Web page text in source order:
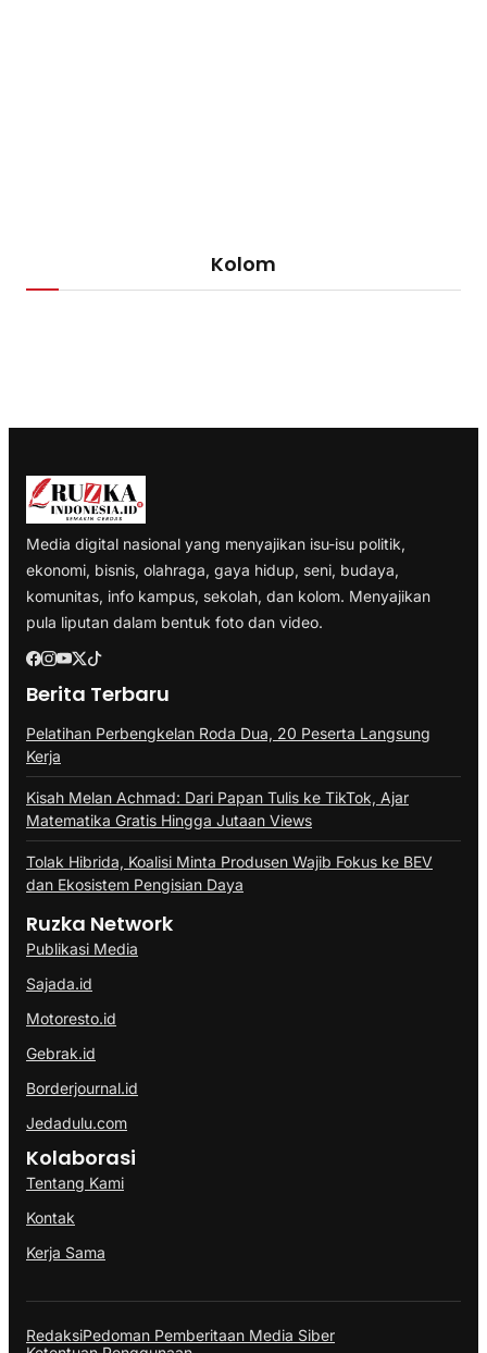
Kolom
Media digital nasional yang menyajikan isu-isu politik,
ekonomi, bisnis, olahraga, gaya hidup, seni, budaya,
komunitas, info kampus, sekolah, dan kolom. Menyajikan
pula liputan dalam bentuk foto dan video.
Berita Terbaru
Pelatihan Perbengkelan Roda Dua, 20 Peserta Langsung
Kerja
Kisah Melan Achmad: Dari Papan Tulis ke TikTok, Ajar
Matematika Gratis Hingga Jutaan Views
Tolak Hibrida, Koalisi Minta Produsen Wajib Fokus ke BEV
dan Ekosistem Pengisian Daya
Ruzka Network
Publikasi Media
Sajada.id
Motoresto.id
Gebrak.id
Borderjournal.id
Jedadulu.com
Kolaborasi
Tentang Kami
Kontak
Kerja Sama
RedaksiPedoman Pemberitaan Media Siber